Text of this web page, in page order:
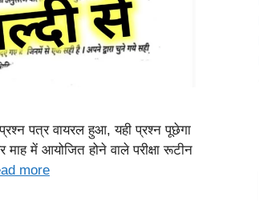
पत्र वायरल हुआ, यही प्रश्न पूछेगा
में आयोजित होने वाले परीक्षा रूटीन
more